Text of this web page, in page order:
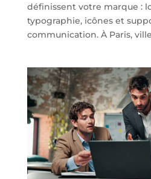
définissent votre marque :
typographie, icônes et
communication. À Paris,